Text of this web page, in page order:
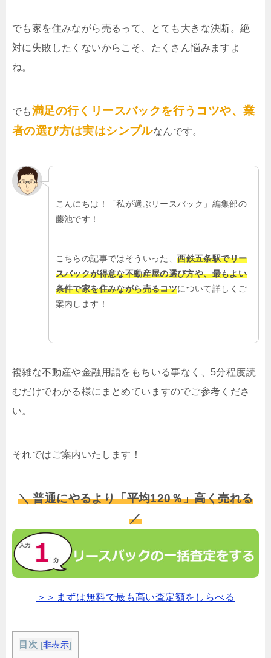
でも家を住みながら売るって、とても大きな決断。絶
対に失敗したくないからこそ、たくさん悩みますよ
ね。
でも満足の行くリースバックを行うコツや、業
者の選び方は実はシンプルなんです。
こんにちは！「私が選ぶリースバック」編集部の
藤池です！
こちらの記事ではそういった、西鉄五条駅でリー
スバックが得意な不動産屋の選び方や、最もよい
条件で家を住みながら売るコツについて詳しくご
案内します！
複雑な不動産や金融用語をもちいる事なく、5分程度読
むだけでわかる様にまとめていますのでご参考くださ
い。
それではご案内いたします！
＼ 普通にやるより「平均120％」高く売れる
／
＞＞まずは無料で最も高い査定額をしらべる
目次 [非表示]